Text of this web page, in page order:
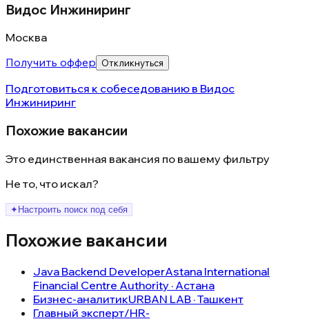
Видос Инжиниринг
Москва
Получить оффер
Откликнуться
Подготовиться к собеседованию в Видос
Инжиниринг
Похожие вакансии
Это единственная вакансия по вашему фильтру
Не то, что искал?
✦ Настроить поиск под себя
Похожие вакансии
Java Backend DeveloperAstana International
Financial Centre Authority · Астана
Бизнес-аналитикURBAN LAB · Ташкент
Главный эксперт/HR-